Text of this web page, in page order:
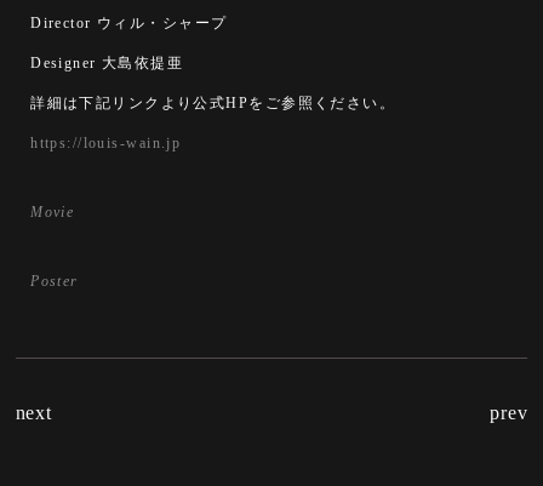
Director ウィル・シャープ
Designer 大島依提亜
詳細は下記リンクより公式HPをご参照ください。
https://louis-wain.jp
Movie
Poster
prev
next